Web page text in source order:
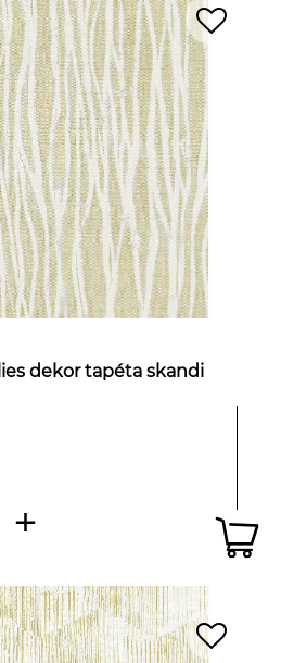
dekor tapéta skandi